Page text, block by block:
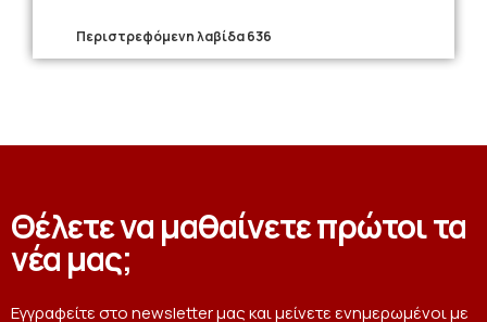
Περιστρεφόμενη λαβίδα 636
Θέλετε να μαθαίνετε πρώτοι τα
νέα μας;
Εγγραφείτε στο newsletter μας και μείνετε ενημερωμένοι με